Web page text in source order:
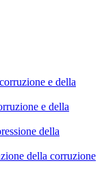
e della
e della
della
della corruzione